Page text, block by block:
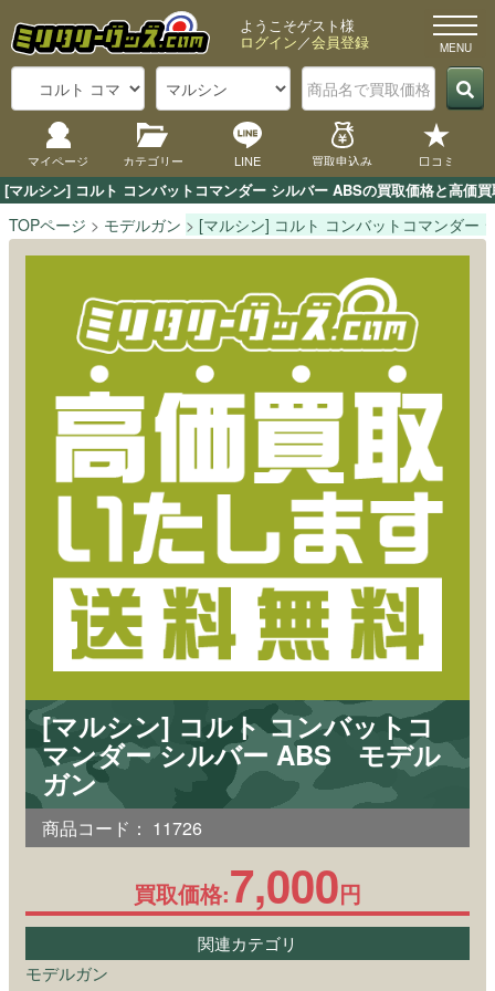
[マルシン] コルト コンバットコマンダー シルバー ABSの買取価格と高価
ようこそゲスト様
ログイン／会員登録
マイページ カテゴリー LINE 買取申込み 口コミ
TOPページ モデルガン [マルシン] コルト コンバットコマンダー
[マルシン] コルト コンバットコ
マンダー シルバー ABS モデル
ガン
商品コード： 11726
買取価格:7,000円
関連カテゴリ
モデルガン